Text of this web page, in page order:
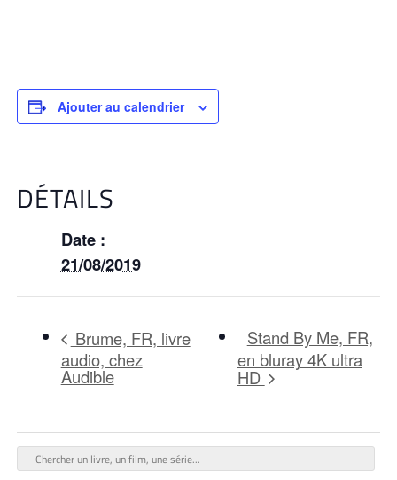
Ajouter au calendrier
DÉTAILS
Date :
21/08/2019
Brume, FR, livre
audio, chez
Audible
Stand By Me, FR,
en bluray 4K ultra
HD